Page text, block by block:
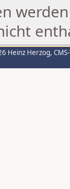
Heinz Herzog,